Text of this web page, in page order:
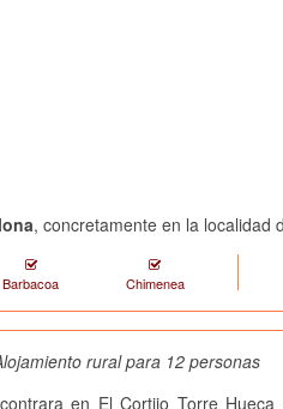
, concretamente en la localidad
Barbacoa Chimenea
rural para 12 personas
en El Cortijo Torre